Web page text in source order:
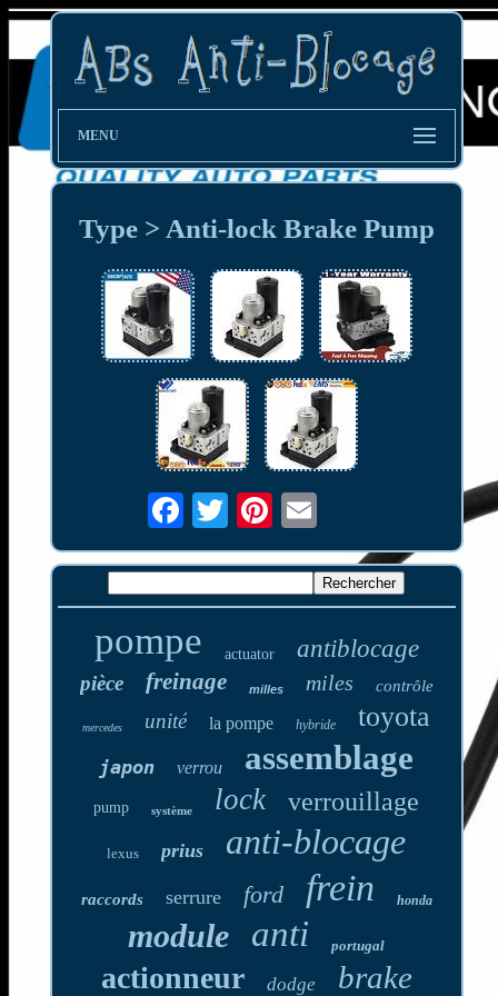
MENU
Type > Anti-lock Brake Pump
pompe actuator antiblocage
pièce freinage milles miles contrôle
mercedes unité la pompe hybride toyota
japon verrou assemblage
pump système lock verrouillage
lexus prius anti-blocage
raccords serrure ford frein honda
module anti portugal
actionneur dodge brake